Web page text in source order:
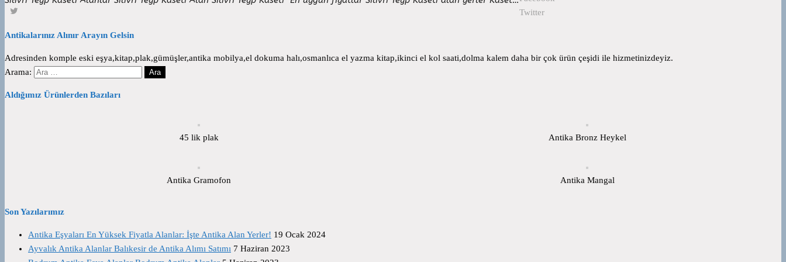
Twitter
Antikalarınız Alınır Arayın Gelsin
Adresinden komple eski eşya,kitap,plak,gümüşler,antika mobilya,el dokuma halı,osmanlıca el yazma kitap,ikinci el kol saati,dolma kalem daha bir çok ürün çeşidi ile hizmetinizdeyiz.
Arama:
Aldığımız Ürünlerden Bazıları
45 lik plak Antika Bronz Heykel
Antika Gramofon Antika Mangal
Son Yazılarımız
Antika Eşyaları En Yüksek Fiyatla Alanlar: İşte Antika Alan Yerler! 19 Ocak 2024
Ayvalık Antika Alanlar Balıkesir de Antika Alımı Satımı 7 Haziran 2023